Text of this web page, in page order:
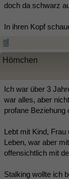
doch da schwarz
In ihren Kopf
Hörnchen
Ich war über 3
war alles, aber
profane Beziehung
Lebt mit Kind,
Leben, war aber
offensichtlich mit
Stalking wollte ich